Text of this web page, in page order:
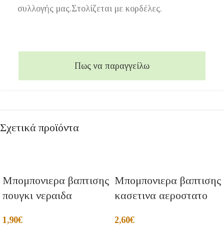
συλλογής μας.Στολίζεται με κορδέλες.
Πως να παραγγείλω
Σχετικά προϊόντα
Μπομπονιερα βαπτισης
πουγκι νεραιδα
1,90€
Μπομπονιερα βαπτισης
κασετινα αεροστατο
2,60€